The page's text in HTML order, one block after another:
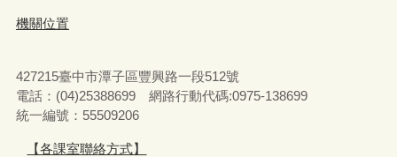
機關位置
427215臺中市潭子區豐興路一段512號
電話：(04)25388699 網路行動代碼:0975-138699
統一編號：55509206
【各課室聯絡方式】